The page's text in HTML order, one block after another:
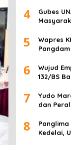
4
Gubes
5
Wapres
6
Wujud
132/BS
7
Yudo
dan
8
Panglima
Kedelai,